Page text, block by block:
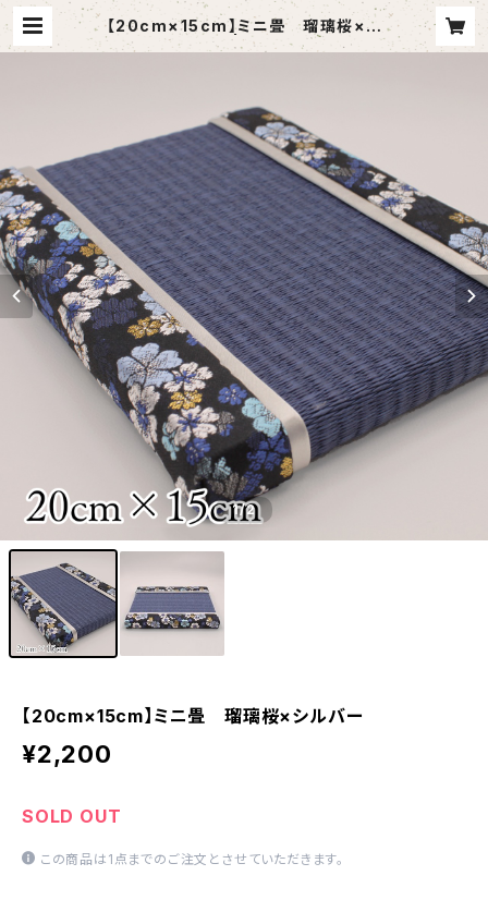
【20cm×15cm】ミニ畳 瑠璃桜×シ
ルバー | 丸ゆ商会
1/2
【20cm×15cm】ミニ畳 瑠璃桜×シルバー
¥2,200
SOLD OUT
この商品は1点までのご注文とさせていただきます。